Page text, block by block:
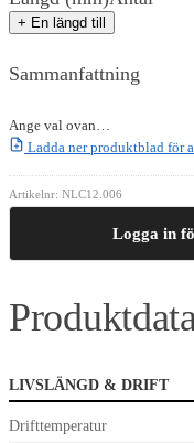
+ En längd till
Sammanfattning
Ange val ovan…
Ladda ner produktblad för
Artikelnr: NLC12.006
Logga in
LIVSLÄNGD & DRIFT
Drifttemperatur